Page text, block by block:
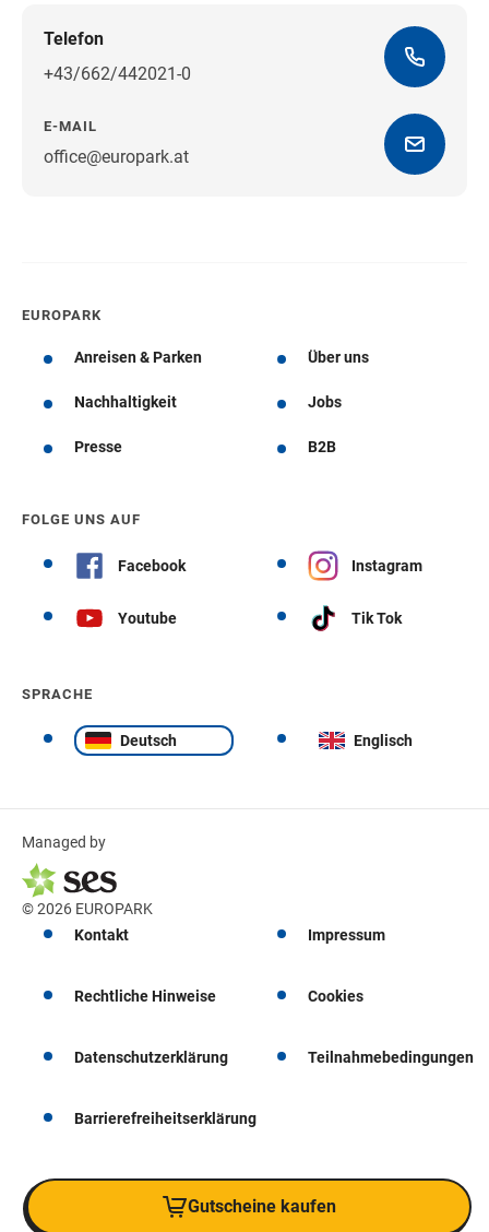
Telefon
+43/662/442021-0
E-MAIL
office@europark.atWegbeschreibung erhalten
EUROPARK
Anreisen & Parken Über uns
Nachhaltigkeit Jobs
Presse B2B
FOLGE UNS AUF
Facebook Instagram
Youtube Tik Tok
SPRACHE
Deutsch Englisch
Managed by
© 2026 EUROPARK
Kontakt
Impressum
Rechtliche Hinweise Cookies
Datenschutzerklärung Teilnahmebedingungen
Barrierefreiheitserklärung
Gutscheine kaufen